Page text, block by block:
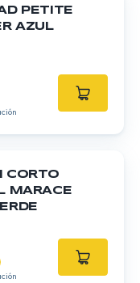
PETITE
AZUL
CORTO
MARACE